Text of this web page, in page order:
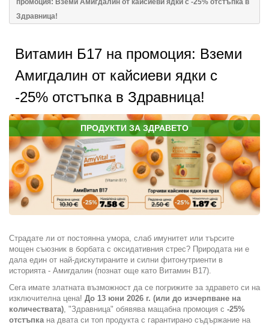
Здравница!
Витамин Б17 на промоция: Вземи
Амигдалин от кайсиеви ядки с
-25% отстъпка в Здравница!
ПРОДУКТИ ЗА ЗДРАВЕТО
Страдате ли от постоянна умора, слаб имунитет или търсите
мощен съюзник в борбата с оксидативния стрес? Природата ни е
дала един от най-дискутираните и силни фитонутриенти в
историята - Амигдалин (познат още като Витамин B17).
Сега имате златната възможност да се погрижите за здравето си на
изключителна цена! До 13 юни 2026 г. (или до изчерпване на
количествата) , "Здравница" обявява мащабна промоция с -25%
отстъпка на двата си топ продукта с гарантирано съдържание на